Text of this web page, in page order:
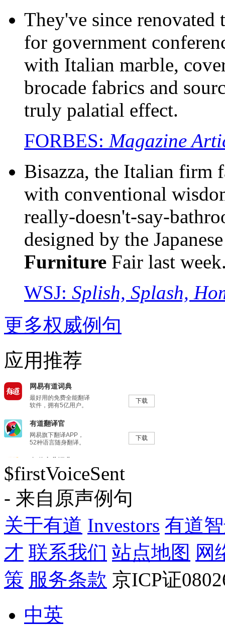
They've since renovated
for government
with Italian marble,
brocade fabrics and
truly palatial effect.
FORBES: Magazine
Bisazza, the Italian firm
with conventional
really-doesn't-say-
designed by the
Furniture Fair last
WSJ: Splish, Splash,
更多权威例句
应用推荐
$firstVoiceSent
- 来自原声例句
关于有道 Investors 有道
才 联系我们 站点地图 网
策 服务条款 京ICP证
中英